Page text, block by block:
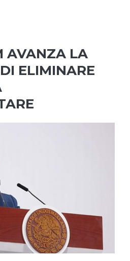
AVANZA LA
ELIMINARE